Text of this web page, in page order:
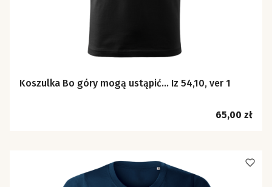
Koszulka Bo góry mogą ustąpić… Iz 54,10, ver 1
Cena
65,00 zł